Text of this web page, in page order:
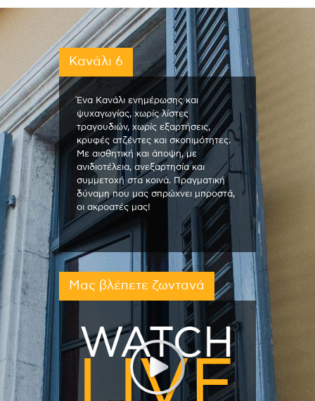
Κανάλι 6
Ένα Κανάλι ενημέρωσης και
ψυχαγωγίας, χωρίς λίστες
τραγουδιών, χωρίς εξαρτήσεις,
κρυφές ατζέντες και σκοπιμότητες.
Με αισθητική και άποψη, με
ανιδιοτέλεια, ανεξαρτησία και
συμμετοχή στα κοινά. Πραγματική
δύναμη που μας σπρώχνει μπροστά,
οι ακροατές μας!
Μας βλέπετε ζωντανά